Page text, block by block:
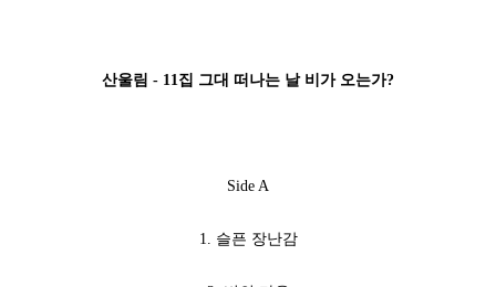
산울림 - 11집 그대 떠나는 날 비가 오는가?
Side A
1. 슬픈 장난감